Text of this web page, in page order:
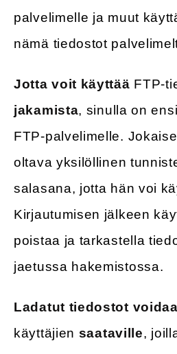
palvelimelle ja muut
nämä tiedostot
Jotta voit käyttää FTP-
jakamista, sinulla on
FTP-palvelimelle.
oltava yksilöllinen
salasana, jotta hän voi
Kirjautumisen jälkeen
poistaa ja tarkastella
jaetussa hakemistossa.
Ladatut tiedostot
käyttäjien saataville,